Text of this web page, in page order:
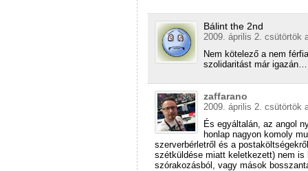
Bálint the 2nd
2009. április 2. csütörtök
Nem kötelező a nem
szolidaritást már igazán…
zaffarano
2009. április 2. csütörtök
És egyáltalán, az angol
honlap nagyon komoly
szerverbérletről és a
szétküldése miatt keletkezett) nem
szórakozásból, vagy mások